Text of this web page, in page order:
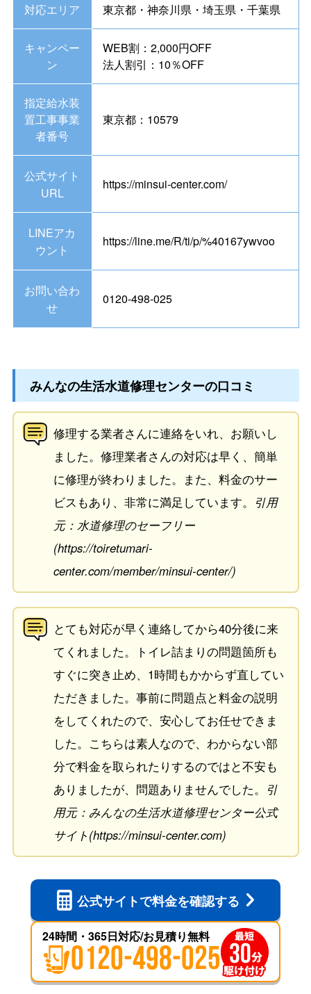
対応エリア 東京都・神奈川県・埼玉県・千葉県
キャンペー
ン
WEB割：2,000円OFF
法人割引：10％OFF
指定給水装
置工事事業
者番号
東京都：10579
公式サイト
URL
https://minsui-center.com/
LINEアカ
ウント
https://line.me/R/ti/p/%40167ywvoo
お問い合わ
せ
0120-498-025
みんなの生活水道修理センターの口コミ
修理する業者さんに連絡をいれ、お願いし
ました。修理業者さんの対応は早く、簡単
に修理が終わりました。また、料金のサー
ビスもあり、非常に満足しています。 引用
元：水道修理のセーフリー
(https://toiretumari-
center.com/member/minsui-center/)
とても対応が早く連絡してから40分後に来
てくれました。トイレ詰まりの問題箇所も
すぐに突き止め、1時間もかからず直してい
ただきました。事前に問題点と料金の説明
をしてくれたので、安心してお任せできま
した。こちらは素人なので、わからない部
分で料金を取られたりするのではと不安も
ありましたが、問題ありませんでした。 引
用元：みんなの生活水道修理センター公式
サイト(https://minsui-center.com)
公式サイトで料金を確認する
24時間・365日対応/お見積り無料
0120-498-025